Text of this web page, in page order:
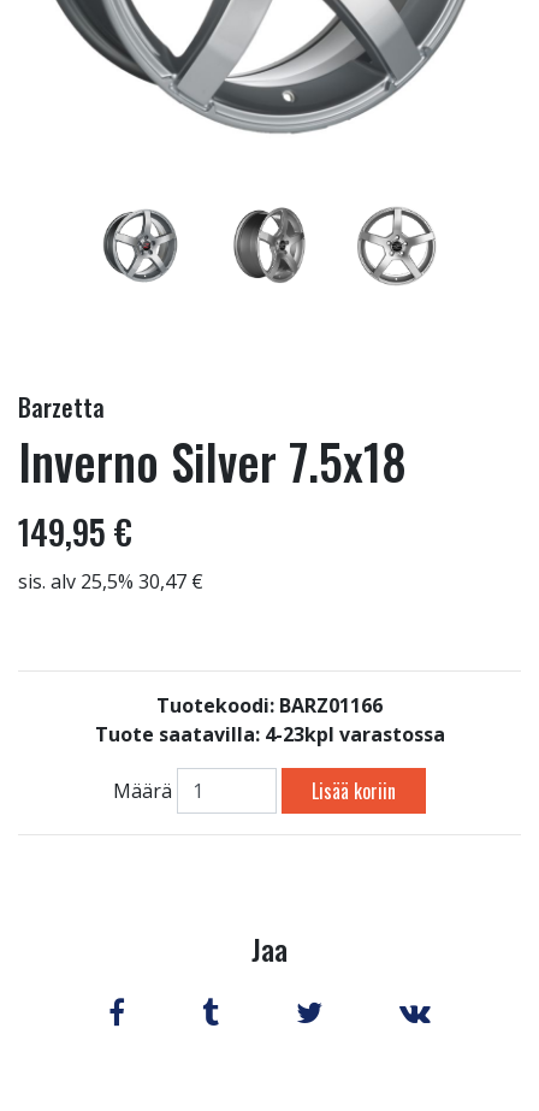
Barzetta
Inverno Silver 7.5x18
149,95 €
sis. alv 25,5% 30,47 €
Tuotekoodi: BARZ01166
Tuote saatavilla: 4-23kpl varastossa
Määrä Lisää koriin
Jaa